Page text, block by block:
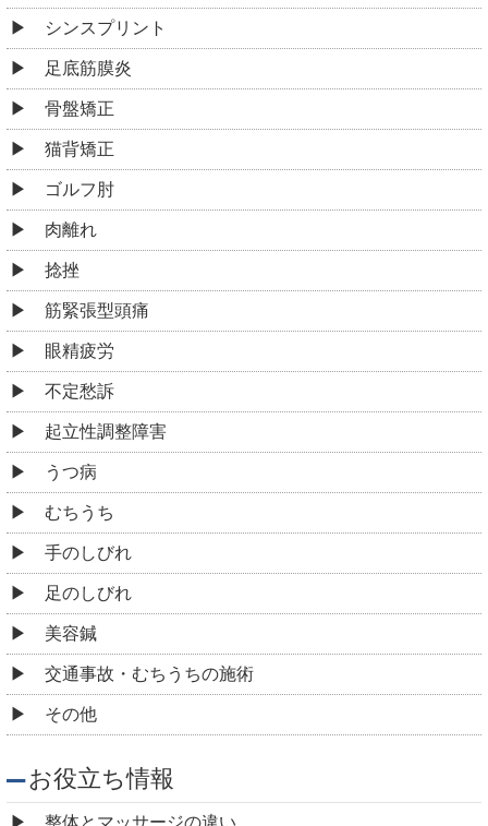
シンスプリント
足底筋膜炎
骨盤矯正
猫背矯正
ゴルフ肘
肉離れ
捻挫
筋緊張型頭痛
眼精疲労
不定愁訴
起立性調整障害
うつ病
むちうち
手のしびれ
足のしびれ
美容鍼
交通事故・むちうちの施術
その他
お役立ち情報
整体とマッサージの違い